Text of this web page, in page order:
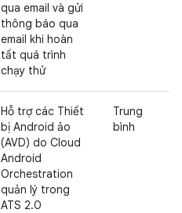
qua email và gửi
thông báo qua
email khi hoàn
tất quá trình
chạy thử
Hỗ trợ các Thiết
bị Android ảo
(AVD) do Cloud
Android
Orchestration
quản lý trong
ATS 2.0
Trung
bình